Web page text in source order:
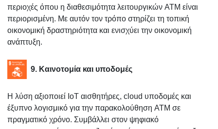
περιοχές όπου η διαθεσιμότητα λειτουργικών ATM είναι
περιορισμένη. Με αυτόν τον τρόπο στηρίζει τη τοπική
οικονομική δραστηριότητα και ενισχύει την οικονομική
ανάπτυξη.
9. Καινοτομία και υποδομές
Η λύση αξιοποιεί IoT αισθητήρες, cloud υποδομές και
έξυπνο λογισμικό για την παρακολούθηση ATM σε
πραγματικό χρόνο. Συμβάλλει στον ψηφιακό